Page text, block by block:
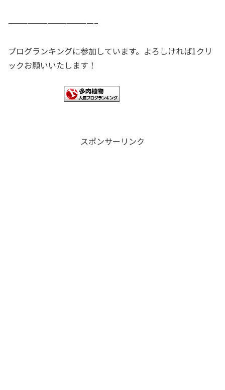
—————————————–
ブログランキングに参加しています。よろしければ1クリ
ックお願いいたします！
スポンサーリンク